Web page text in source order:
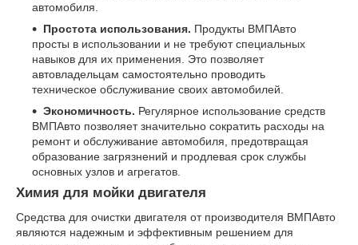
автомобиля.
Простота использования. Продукты ВМПАвто
просты в использовании и не требуют специальных
навыков для их применения. Это позволяет
автовладельцам самостоятельно проводить
техническое обслуживание своих автомобилей.
Экономичность. Регулярное использование средств
ВМПАвто позволяет значительно сократить расходы на
ремонт и обслуживание автомобиля, предотвращая
образование загрязнений и продлевая срок службы
основных узлов и агрегатов.
Химия для мойки двигателя
Средства для очистки двигателя от производителя ВМПАвто
являются надежным и эффективным решением для